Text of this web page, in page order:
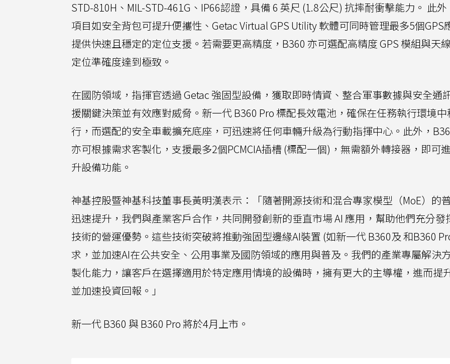
STD-810H、MIL-STD-461G、IP66認證，具備 6 英尺 (1.8公尺) 抗摔耐衝擊能力。 此
項目如安全背包可提升便攜性、Getac Virtual GPS Utility 軟體可同時管理最多5個GPS
提供快速且穩定的定位支援。若需要更高精度，B360 亦可選配高精度 GPS 模組與天
定位準確度達到極致。
在國防領域，指揮官透過 Getac 強固型設備，獲取即時情資、整合軍事數據與安全通
援關鍵決策並有效應對威脅。新一代 B360 Pro 標配長效電池，確保在任務執行環境中
行，而選配的安全車載擴充底座，可迅速將任何車輛升級為行動指揮中心。此外，
亦可根據需求客製化，支援最多2個PCMCIA插槽 (標配一個)，無需額外轉接器，即可
升設備功能。
神基控股暨神基科技董事長黃明漢表示：「隨著開源技術和混合專家模型（MoE）的
迅速提升，我們與產業客戶合作，共同開發創新的垂直市場 AI 應用，幫助他們充分發
技術的營運優勢。這些技術突破將推動強固型邊緣AI裝置 (如新一代 B360及 和B360
求，並加速AI在公共安全、公用事業及國防領域的應用與普及。我們的產業專屬解決
製化能力，讓客戶在選擇適用於特定應用情境的設備時，擁有更大的主導權，進而提
並加速投資回報。」
新一代 B360 與 B360 Pro 將於4月上市。